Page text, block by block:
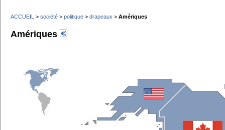
ACCUEIL > société > politique > drapeaux > Amériques
Amériques